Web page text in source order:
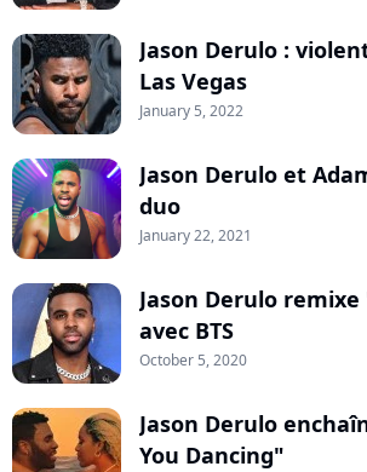
Jason Derulo :
Las Vegas
January 5, 2022
Jason Derulo et
duo
January 22, 2021
Jason Derulo
avec BTS
October 5, 2020
Jason Derulo
You Dancing"